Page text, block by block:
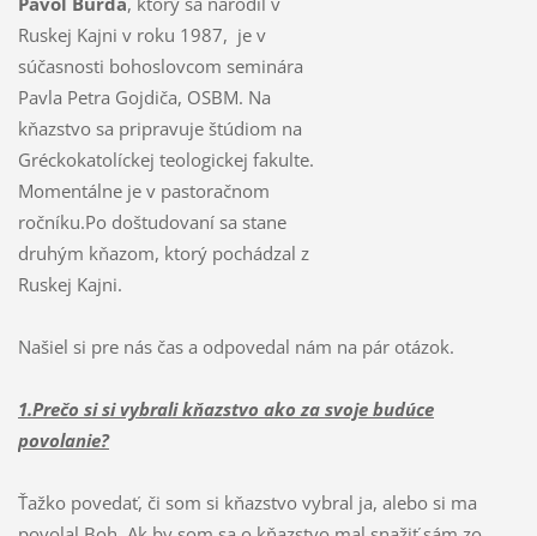
Ruskej Kajni v roku 1987, je v
súčasnosti bohoslovcom seminára
Pavla Petra Gojdiča, OSBM. Na
kňazstvo sa pripravuje štúdiom na
Gréckokatolíckej teologickej fakulte.
Momentálne je v pastoračnom
ročníku.Po doštudovaní sa stane
druhým kňazom, ktorý pochádzal z
Ruskej Kajni.
Našiel si pre nás čas a odpovedal nám na pár otázok.
1.Prečo si si vybrali kňazstvo ako za svoje budúce
povolanie?
Ťažko povedať, či som si kňazstvo vybral ja, alebo si ma